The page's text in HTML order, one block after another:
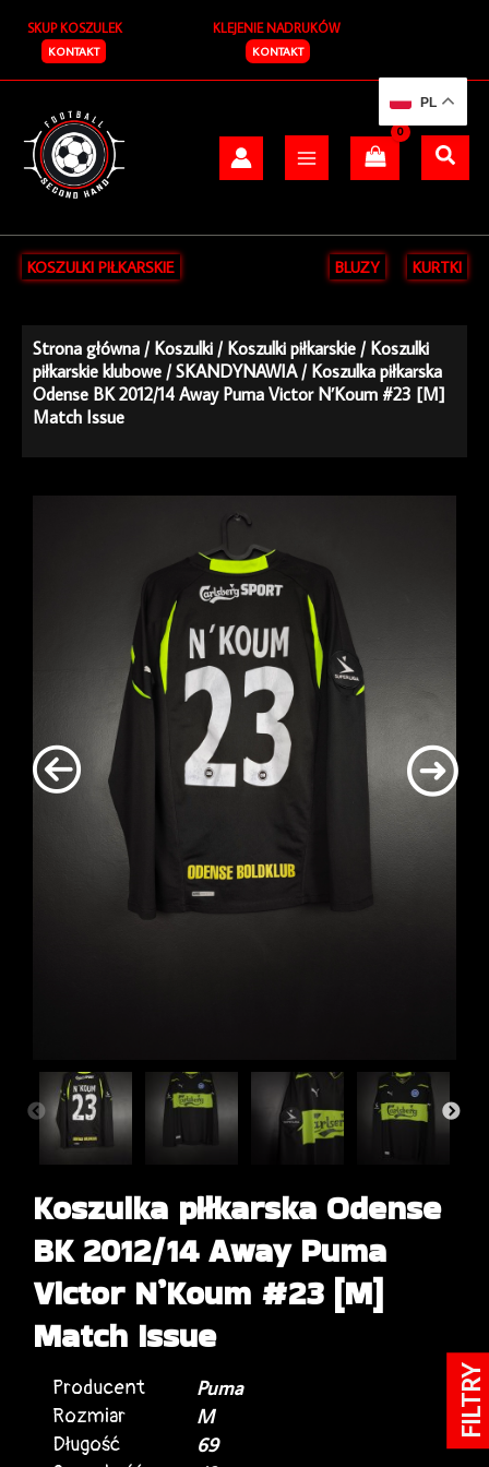
treści
SKUP KOSZULEK
KONTAKT
KLEJENIE NADRUKÓW
KONTAKT
KOSZULKI PIŁKARSKIE BLUZY KURTKI
Strona główna /Koszulki /Koszulki piłkarskie /Koszulki
piłkarskie klubowe /SKANDYNAWIA/ Koszulka piłkarska
Odense BK 2012/14 Away Puma Victor N’Koum #23 [M]
Match Issue
Koszulka piłkarska Odense
BK 2012/14 Away Puma
Victor N’Koum #23 [M]
Match Issue
Producent
Puma
Rozmiar
M
Długość
69
PL
FILTRY